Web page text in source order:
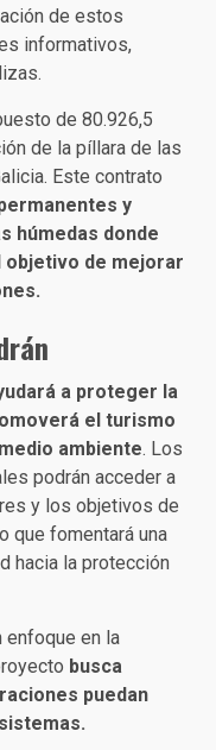
de estos
informativos,
de 80.926,5
de la píllara de las
Este contrato
y
húmedas donde
objetivo de mejorar
a proteger la
el turismo
ambiente. Los
podrán acceder a
y los objetivos de
que fomentará una
hacia la protección
enfoque en la
busca
puedan